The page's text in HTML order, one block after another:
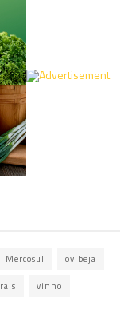
Mercosul ovibeja
vinho